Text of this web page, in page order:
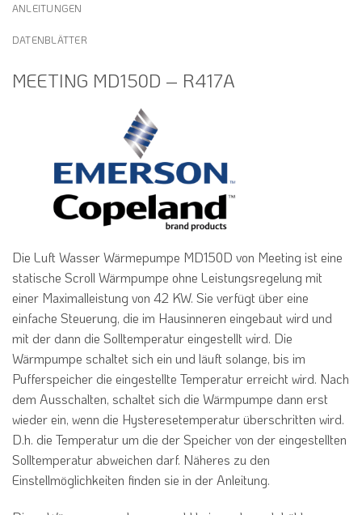
ANLEITUNGEN
DATENBLÄTTER
MEETING MD150D – R417A
Die Luft Wasser Wärmepumpe MD150D von Meeting ist eine
statische Scroll Wärmpumpe ohne Leistungsregelung mit
einer Maximalleistung von 42 KW. Sie verfügt über eine
einfache Steuerung, die im Hausinneren eingebaut wird und
mit der dann die Solltemperatur eingestellt wird. Die
Wärmpumpe schaltet sich ein und läuft solange, bis im
Pufferspeicher die eingestellte Temperatur erreicht wird. Nach
dem Ausschalten, schaltet sich die Wärmpumpe dann erst
wieder ein, wenn die Hysteresetemperatur überschritten wird.
D.h. die Temperatur um die der Speicher von der eingestellten
Solltemperatur abweichen darf. Näheres zu den
Einstellmöglichkeiten finden sie in der Anleitung.